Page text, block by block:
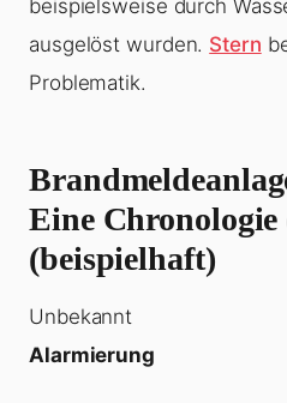
beispielsweise durch
ausgelöst wurden. Stern
Problematik.
Eine Chronologie
(beispielhaft)
Unbekannt
Alarmierung